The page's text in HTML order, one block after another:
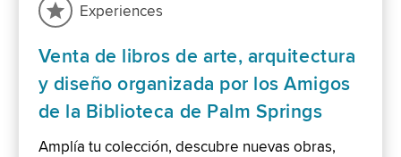
Experiences
Venta de libros de arte, arquitectura
y diseño organizada por los Amigos
de la Biblioteca de Palm Springs
Amplía tu colección, descubre nuevas obras,